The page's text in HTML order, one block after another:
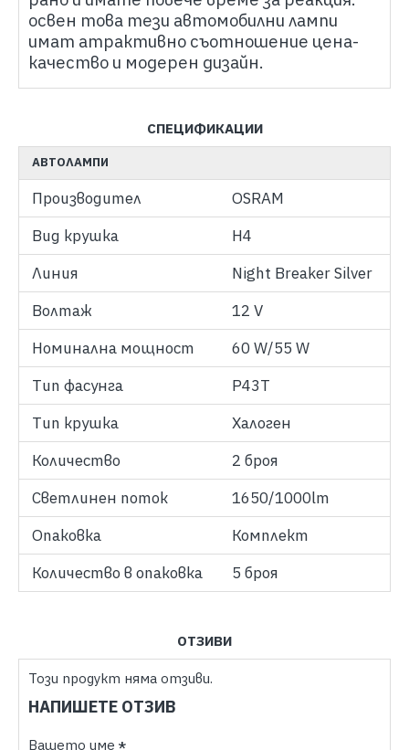
освен това тези автомобилни лампи
имат атрактивно съотношение цена-
качество и модерен дизайн.
СПЕЦИФИКАЦИИ
АВТОЛАМПИ
Производител
OSRAM
Вид крушка
H4
Линия
Night Breaker Silver
Волтаж
12 V
Номинална мощност
60 W/55 W
Тип фасунга
P43T
Тип крушка
Халоген
Количество
2 броя
Светлинен поток
1650/1000lm
Опаковка
Комплект
Количество в опаковка
5 броя
ОТЗИВИ
Този продукт няма отзиви.
НАПИШЕТЕ ОТЗИВ
Вашето име